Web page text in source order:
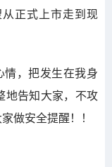
正式上市走到现
，把发生在我身
地告知大家，不攻
做安全提醒！！